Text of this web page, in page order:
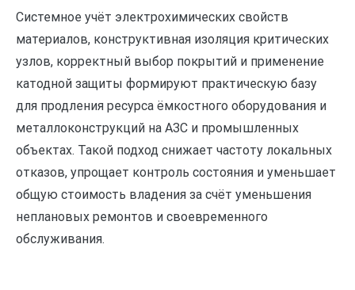
Системное учёт электрохимических свойств
материалов, конструктивная изоляция критических
узлов, корректный выбор покрытий и применение
катодной защиты формируют практическую базу
для продления ресурса ёмкостного оборудования и
металлоконструкций на АЗС и промышленных
объектах. Такой подход снижает частоту локальных
отказов, упрощает контроль состояния и уменьшает
общую стоимость владения за счёт уменьшения
неплановых ремонтов и своевременного
обслуживания.